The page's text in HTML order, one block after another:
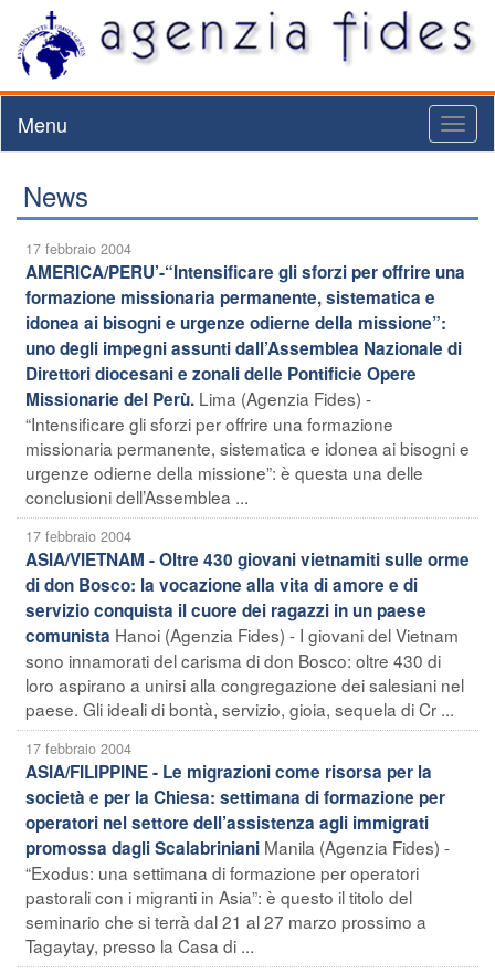
Menu
News
17 febbraio 2004
AMERICA/PERU’-“Intensificare gli sforzi per offrire una
formazione missionaria permanente, sistematica e
idonea ai bisogni e urgenze odierne della missione”:
uno degli impegni assunti dall’Assemblea Nazionale di
Direttori diocesani e zonali delle Pontificie Opere
Missionarie del Perù. Lima (Agenzia Fides) -
“Intensificare gli sforzi per offrire una formazione
missionaria permanente, sistematica e idonea ai bisogni e
urgenze odierne della missione”: è questa una delle
conclusioni dell’Assemblea ...
17 febbraio 2004
ASIA/VIETNAM - Oltre 430 giovani vietnamiti sulle orme
di don Bosco: la vocazione alla vita di amore e di
servizio conquista il cuore dei ragazzi in un paese
comunista Hanoi (Agenzia Fides) - I giovani del Vietnam
sono innamorati del carisma di don Bosco: oltre 430 di
loro aspirano a unirsi alla congregazione dei salesiani nel
paese. Gli ideali di bontà, servizio, gioia, sequela di Cr ...
17 febbraio 2004
ASIA/FILIPPINE - Le migrazioni come risorsa per la
società e per la Chiesa: settimana di formazione per
operatori nel settore dell’assistenza agli immigrati
promossa dagli Scalabriniani Manila (Agenzia Fides) -
“Exodus: una settimana di formazione per operatori
pastorali con i migranti in Asia”: è questo il titolo del
seminario che si terrà dal 21 al 27 marzo prossimo a
Tagaytay, presso la Casa di ...